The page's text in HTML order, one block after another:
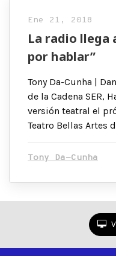
Ene 21, 2018
La radio llega
por hablar”
Tony Da-Cunha |
de la Cadena SER,
versión teatral el
Teatro Bellas Artes
Tony Da-Cunha